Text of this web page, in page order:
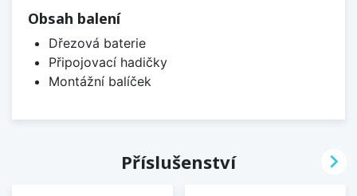
Obsah balení
Dřezová baterie
Připojovací hadičky
Montážní balíček
Příslušenství 